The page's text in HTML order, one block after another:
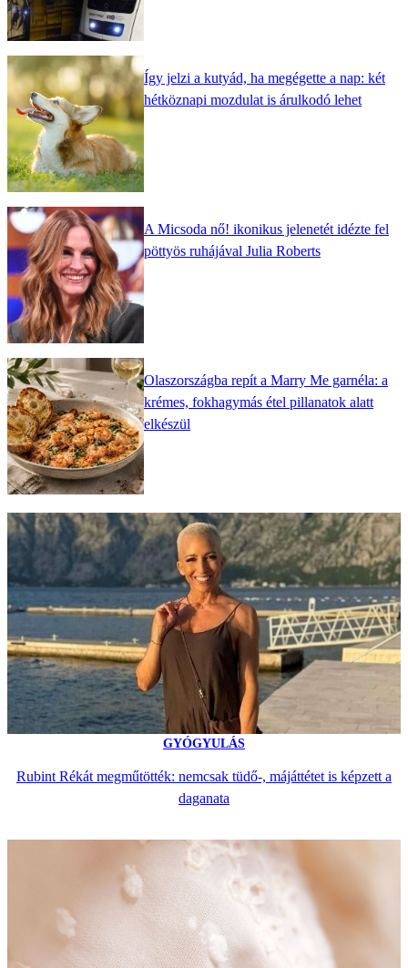
Így jelzi a kutyád, ha megégette a nap: két
hétköznapi mozdulat is árulkodó lehet
A Micsoda nő! ikonikus jelenetét idézte fel
pöttyös ruhájával Julia Roberts
Olaszországba repít a Marry Me garnéla: a
krémes, fokhagymás étel pillanatok alatt
elkészül
GYÓGYULÁS
Rubint Rékát megműtötték: nemcsak tüdő-, májáttétet is képzett a
daganata